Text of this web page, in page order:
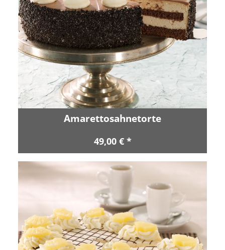
Amarettosahnetorte
49,00 € *